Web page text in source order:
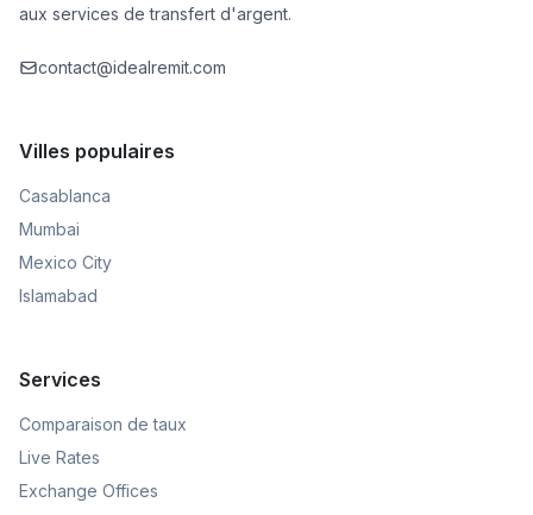
aux services de transfert d'argent.
contact@idealremit.com
Villes populaires
Casablanca
Mumbai
Mexico City
Islamabad
Services
Comparaison de taux
Live Rates
Exchange Offices